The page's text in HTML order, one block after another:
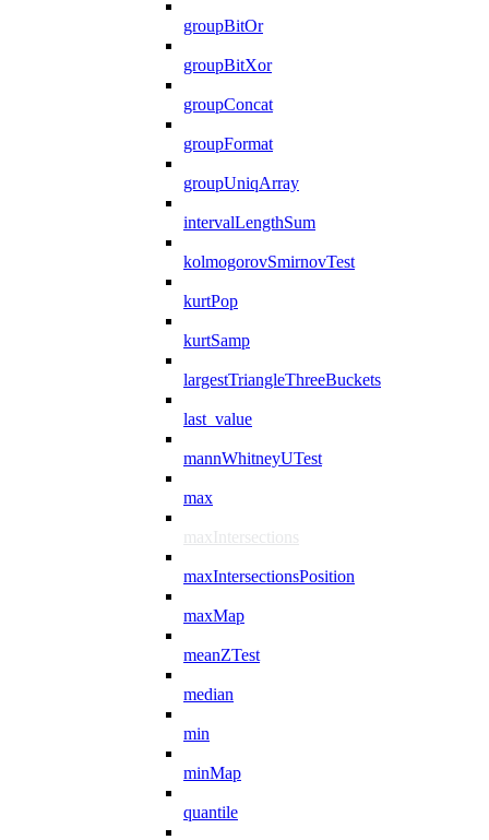
groupBitOr
groupBitXor
groupConcat
groupFormat
groupUniqArray
intervalLengthSum
kolmogorovSmirnovTest
kurtPop
kurtSamp
largestTriangleThreeBuckets
last_value
mannWhitneyUTest
max
maxIntersections
maxIntersectionsPosition
maxMap
meanZTest
median
min
minMap
quantile